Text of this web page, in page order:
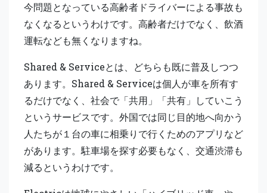
今問題となっている高齢者ドライバーによる事故も
なくなるというわけです。高齢者だけでなく、飲酒
運転なども無くなりますね。
Shared & Serviceとは、どちらも既に普及しつつ
あります。Shared & Serviceは個人が車を所有す
るだけでなく、社会で「共用」「共有」していこう
というサービスです。外国では同じ目的地へ向かう
人たちが１台の車に相乗りで行くためのアプリなど
があります。駐車場を探す必要もなく、交通渋滞も
減るというわけです。